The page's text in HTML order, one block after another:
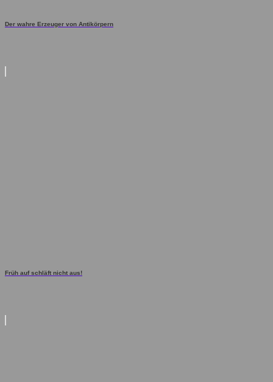
Der wahre Erzeuger von Antikörpern
Früh auf schläft nicht aus!